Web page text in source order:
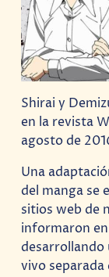
Shirai y
en la revista
agosto de
Una
del manga se
sitios web de
informaron
desarrollando
vivo separada